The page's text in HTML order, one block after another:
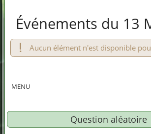
MENU
Question aléatoire
Événements du 13
Aucun élément n'est disponible